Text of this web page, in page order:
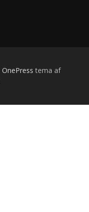
OnePress tema af